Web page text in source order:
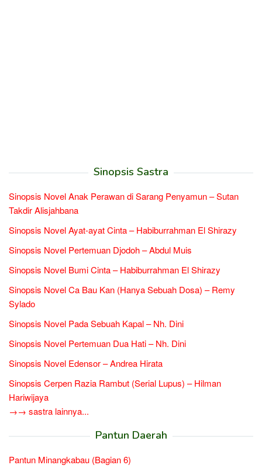
Sinopsis Sastra
Sinopsis Novel Anak Perawan di Sarang Penyamun – Sutan
Takdir Alisjahbana
Sinopsis Novel Ayat-ayat Cinta – Habiburrahman El Shirazy
Sinopsis Novel Pertemuan Djodoh – Abdul Muis
Sinopsis Novel Bumi Cinta – Habiburrahman El Shirazy
Sinopsis Novel Ca Bau Kan (Hanya Sebuah Dosa) – Remy
Sylado
Sinopsis Novel Pada Sebuah Kapal – Nh. Dini
Sinopsis Novel Pertemuan Dua Hati – Nh. Dini
Sinopsis Novel Edensor – Andrea Hirata
Sinopsis Cerpen Razia Rambut (Serial Lupus) – Hilman
Hariwijaya
→→ sastra lainnya...
Pantun Daerah
Pantun Minangkabau (Bagian 6)